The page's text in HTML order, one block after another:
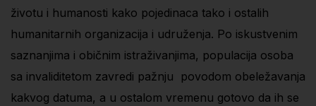
životu i humanosti kako pojedinaca tako i ostalih
humanitarnih organizacija i udruženja. Po iskustvenim
saznanjima i običnim istraživanjima, populacija osoba
sa invaliditetom zavredi pažnju povodom obeležavanja
kakvog datuma, a u ostalom vremenu gotovo da ih se